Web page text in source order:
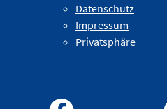
Datenschutz
Impressum
Privatsphäre